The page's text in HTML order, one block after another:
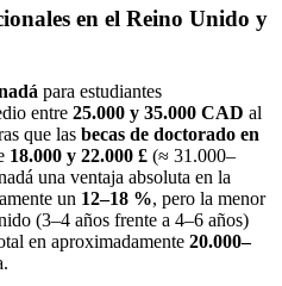
en el Reino Unido y
para estudiantes
entre 25.000 y 35.000 CAD al
que las becas de doctorado en
18.000 y 22.000 £ (≈ 31.000–
una ventaja absoluta en la
un 12–18 %, pero la menor
(3–4 años frente a 4–6 años)
en aproximadamente 20.000–